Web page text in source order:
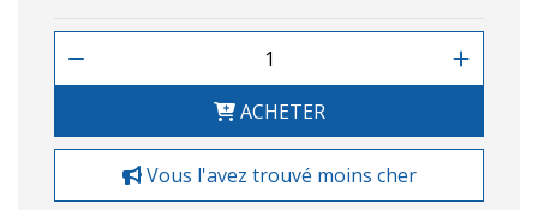
ACHETER
Vous l'avez trouvé moins cher